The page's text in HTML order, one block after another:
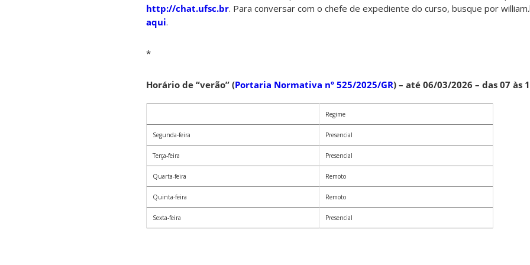
http://chat.ufsc.br. Para conversar com o chefe de expediente do curso, busque por
aqui.
*
Horário de “verão” (Portaria Normativa nº 525/2025/GR) – até 06/03/2026 – das 07 às
Regime
Segunda-feira Presencial
Terça-feira Presencial
Quarta-feira Remoto
Quinta-feira Remoto
Sexta-feira Presencial